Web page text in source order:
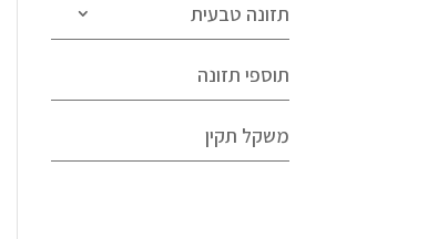
תזונה טבעית
תוספי תזונה
משקל תקין